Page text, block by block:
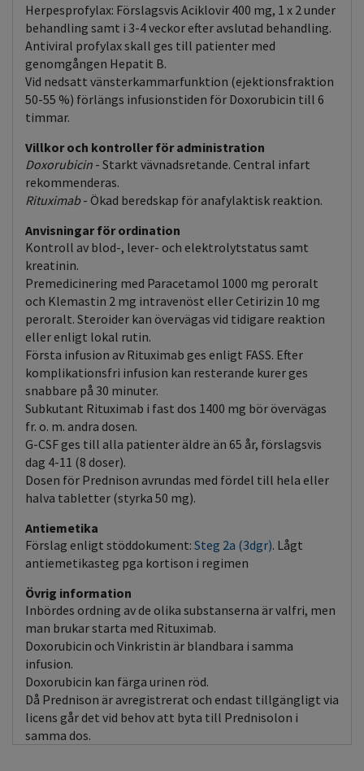
Herpesprofylax: Förslagsvis Aciklovir 400 mg, 1 x 2 under
behandling samt i 3-4 veckor efter avslutad behandling.
Antiviral profylax skall ges till patienter med
genomgången Hepatit B.
Vid nedsatt vänsterkammarfunktion (ejektionsfraktion
50-55 %) förlängs infusionstiden för Doxorubicin till 6
timmar.
Villkor och kontroller för administration
Doxorubicin - Starkt vävnadsretande. Central infart
rekommenderas.
Rituximab- Ökad beredskap för anafylaktisk reaktion.
Anvisningar för ordination
Kontroll av blod-, lever- och elektrolytstatus samt
kreatinin.
Premedicinering med Paracetamol 1000 mg peroralt
och Klemastin 2 mg intravenöst eller Cetirizin 10 mg
peroralt. Steroider kan övervägas vid tidigare reaktion
eller enligt lokal rutin.
Första infusion av Rituximab ges enligt FASS. Efter
komplikationsfri infusion kan resterande kurer ges
snabbare på 30 minuter.
Subkutant Rituximab i fast dos 1400 mg bör övervägas
fr. o. m. andra dosen.
G-CSF ges till alla patienter äldre än 65 år, förslagsvis
dag 4-11 (8 doser).
Dosen för Prednison avrundas med fördel till hela eller
halva tabletter (styrka 50 mg).
Antiemetika
Förslag enligt stöddokument: Steg 2a (3dgr). Lågt
antiemetikasteg pga kortison i regimen
Övrig information
Inbördes ordning av de olika substanserna är valfri, men
man brukar starta med Rituximab.
Doxorubicin och Vinkristin är blandbara i samma
infusion.
Doxorubicin kan färga urinen röd.
Då Prednison är avregistrerat och endast tillgängligt via
licens går det vid behov att byta till Prednisolon i
samma dos.